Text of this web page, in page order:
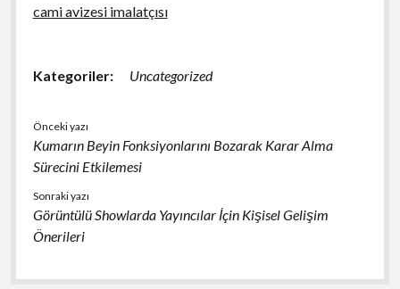
cami avizesi imalatçısı
Kategoriler: Uncategorized
Önceki yazı
Kumarın Beyin Fonksiyonlarını Bozarak Karar Alma
Sürecini Etkilemesi
Sonraki yazı
Görüntülü Showlarda Yayıncılar İçin Kişisel Gelişim
Önerileri